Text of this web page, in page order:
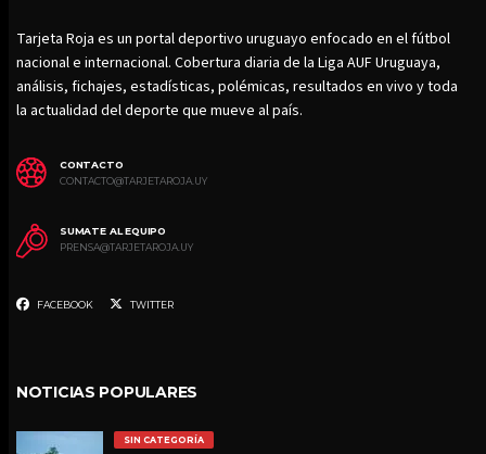
Tarjeta Roja es un portal deportivo uruguayo enfocado en el fútbol
nacional e internacional. Cobertura diaria de la Liga AUF Uruguaya,
análisis, fichajes, estadísticas, polémicas, resultados en vivo y toda
la actualidad del deporte que mueve al país.
CONTACTO
CONTACTO@TARJETAROJA.UY
SUMATE AL EQUIPO
PRENSA@TARJETAROJA.UY
FACEBOOK TWITTER
NOTICIAS POPULARES
SIN CATEGORÍA